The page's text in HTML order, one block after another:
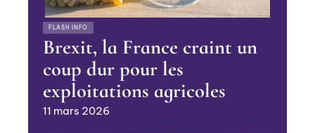
FLASH INFO
Brexit, la France craint un
coup dur pour les
exploitations agricoles
11 mars 2026